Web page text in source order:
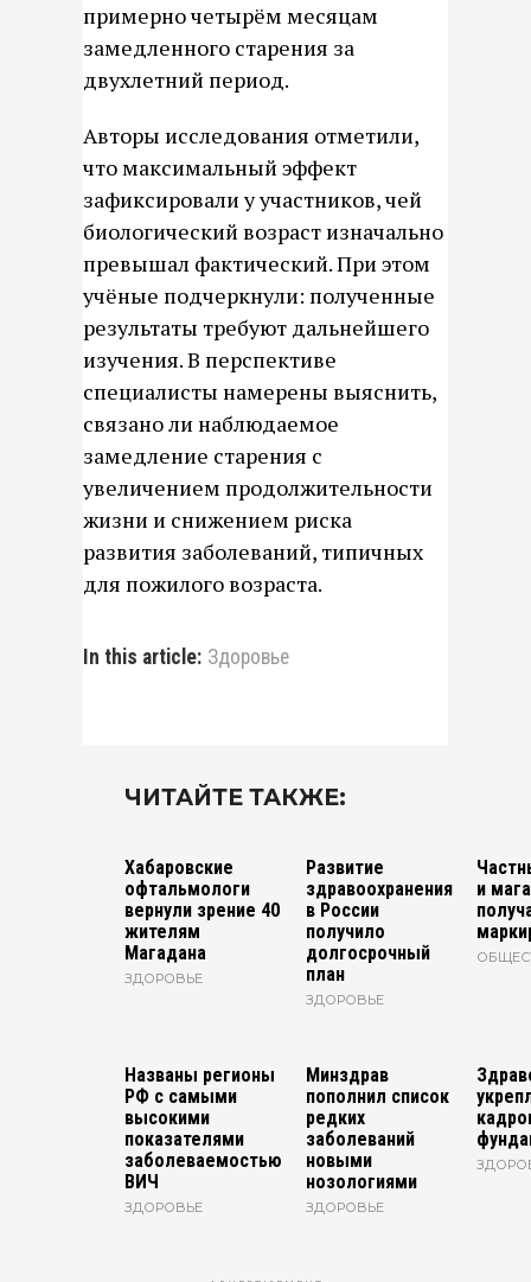
примерно четырём месяцам
замедленного старения за
двухлетний период.
Авторы исследования отметили,
что максимальный эффект
зафиксировали у участников, чей
биологический возраст изначально
превышал фактический. При этом
учёные подчеркнули: полученные
результаты требуют дальнейшего
изучения. В перспективе
специалисты намерены выяснить,
связано ли наблюдаемое
замедление старения с
увеличением продолжительности
жизни и снижением риска
развития заболеваний, типичных
для пожилого возраста.
In this article: Здоровье
ЧИТАЙТЕ ТАКЖЕ:
Хабаровские
офтальмологи
вернули зрение 40
жителям
Магадана
ЗДОРОВЬЕ
Развитие
здравоохранения
в России
получило
долгосрочный
план
ЗДОРОВЬЕ
и
Названы регионы
РФ с самыми
высокими
показателями
заболеваемостью
ВИЧ
ЗДОРОВЬЕ
Минздрав
пополнил список
редких
заболеваний
новыми
нозологиями
ЗДОРОВЬЕ